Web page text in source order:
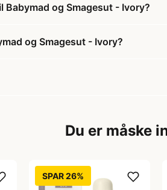
Babymad og Smagesut - Ivory?
og Smagesut - Ivory?
Du er måske
SPAR 26%